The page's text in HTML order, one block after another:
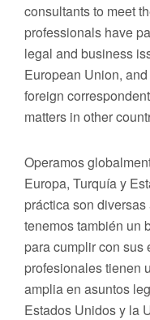
consultants to meet
professionals have
legal and business
European Union,
foreign
matters in other
Operamos
Europa, Turquía y
práctica son
tenemos también un
para cumplir con sus
profesionales tienen
amplia en asuntos
Estados Unidos y la